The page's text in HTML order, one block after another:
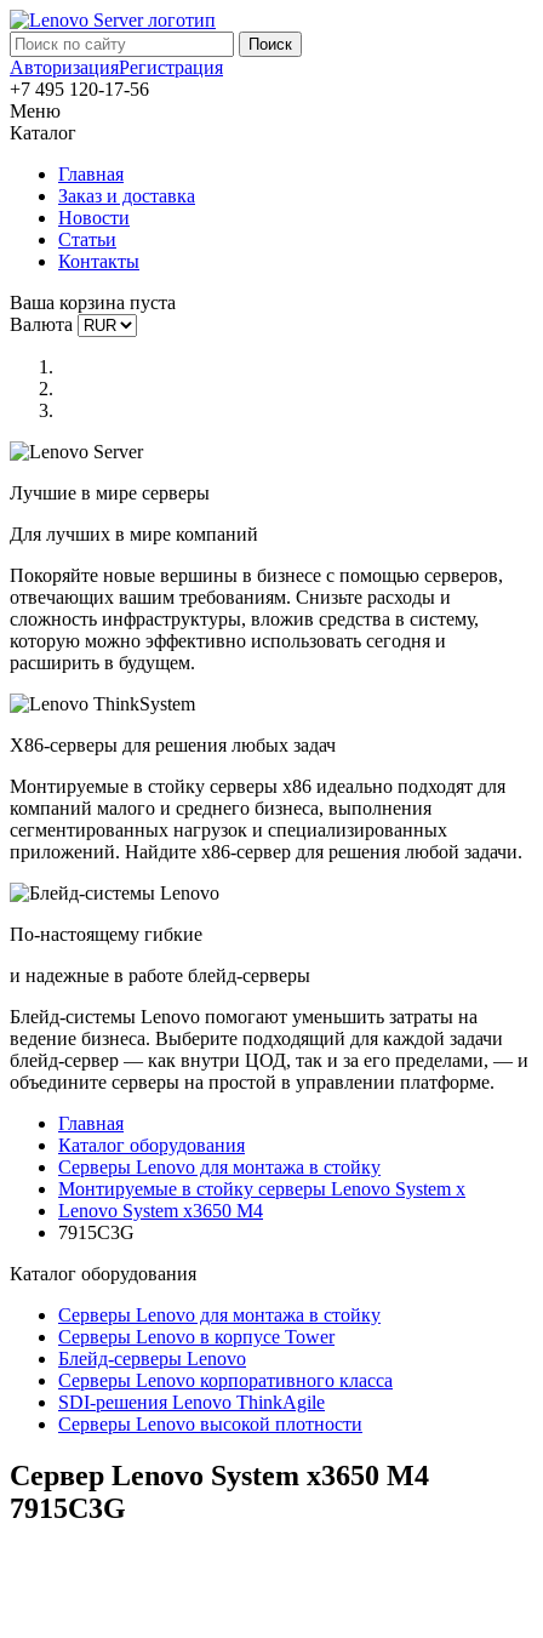
АвторизацияРегистрация
+7 495 120-17-56
Меню
Каталог
Главная
Заказ и доставка
Новости
Статьи
Контакты
Ваша корзина пуста
Валюта
Лучшие в мире серверы
Для лучших в мире компаний
Покоряйте новые вершины в бизнесе с помощью серверов,
отвечающих вашим требованиям. Снизьте расходы и
сложность инфраструктуры, вложив средства в систему,
которую можно эффективно использовать сегодня и
расширить в будущем.
X86-серверы для решения любых задач
Монтируемые в стойку серверы x86 идеально подходят для
компаний малого и среднего бизнеса, выполнения
сегментированных нагрузок и специализированных
приложений. Найдите x86-сервер для решения любой задачи.
По-настоящему гибкие
и надежные в работе блейд-серверы
Блейд-системы Lenovo помогают уменьшить затраты на
ведение бизнеса. Выберите подходящий для каждой задачи
блейд-сервер — как внутри ЦОД, так и за его пределами, — и
объедините серверы на простой в управлении платформе.
Главная
Каталог оборудования
Серверы Lenovo для монтажа в стойку
Монтируемые в стойку серверы Lenovo System x
Lenovo System x3650 M4
7915C3G
Каталог оборудования
Серверы Lenovo для монтажа в стойку
Серверы Lenovo в корпусе Tower
Блейд-серверы Lenovo
Cерверы Lenovo корпоративного класса
SDI-решения Lenovo ThinkAgile
Серверы Lenovo высокой плотности
Сервер Lenovo System x3650 M4
7915C3G